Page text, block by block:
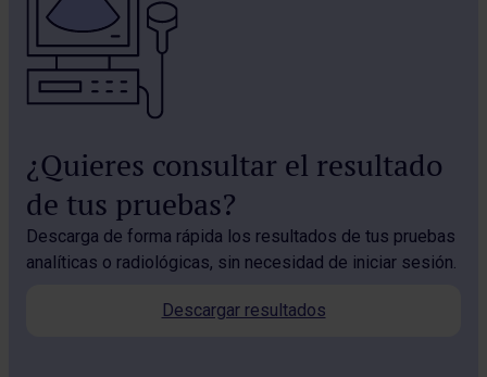
¿Quieres consultar el resultado
de tus pruebas?
Descarga de forma rápida los resultados de tus pruebas
analíticas o radiológicas, sin necesidad de iniciar sesión.
Descargar resultados